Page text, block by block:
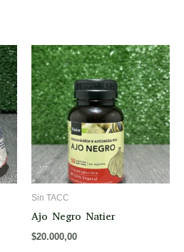
This
product
has
multiple
variants.
The
options
may
Sin TACC
Ajo Negro Natier
$20.000,00